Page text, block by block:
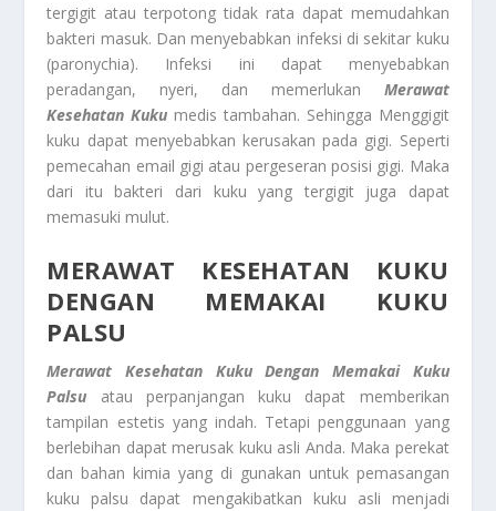
tergigit atau terpotong tidak rata dapat memudahkan
bakteri masuk. Dan menyebabkan infeksi di sekitar kuku
(paronychia). Infeksi ini dapat menyebabkan
peradangan, nyeri, dan memerlukan Merawat
Kesehatan Kuku medis tambahan. Sehingga Menggigit
kuku dapat menyebabkan kerusakan pada gigi. Seperti
pemecahan email gigi atau pergeseran posisi gigi. Maka
dari itu bakteri dari kuku yang tergigit juga dapat
memasuki mulut.
MERAWAT KESEHATAN KUKU
DENGAN MEMAKAI KUKU
PALSU
Merawat Kesehatan Kuku Dengan Memakai Kuku
Palsu atau perpanjangan kuku dapat memberikan
tampilan estetis yang indah. Tetapi penggunaan yang
berlebihan dapat merusak kuku asli Anda. Maka perekat
dan bahan kimia yang di gunakan untuk pemasangan
kuku palsu dapat mengakibatkan kuku asli menjadi